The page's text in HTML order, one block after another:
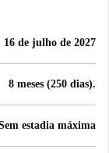
16 de julho de 2027
8 meses (250 dias).
estadia máxima